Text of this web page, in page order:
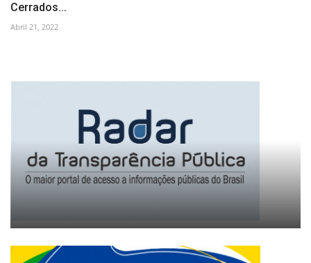
Cerrados...
Abril 21, 2022